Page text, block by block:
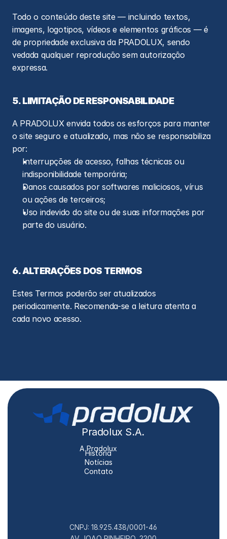
Todo o conteúdo deste site — incluindo textos,
imagens, logotipos, vídeos e elementos gráficos — é
de propriedade exclusiva da PRADOLUX, sendo
vedada qualquer reprodução sem autorização
expressa.
5. LIMITAÇÃO DE RESPONSABILIDADE
A PRADOLUX envida todos os esforços para manter
o site seguro e atualizado, mas não se responsabiliza
por:
Interrupções de acesso, falhas técnicas ou
indisponibilidade temporária;
Danos causados por softwares maliciosos, vírus
ou ações de terceiros;
Uso indevido do site ou de suas informações por
parte do usuário.
6. ALTERAÇÕES DOS TERMOS
Estes Termos poderão ser atualizados
periodicamente. Recomenda-se a leitura atenta a
cada novo acesso.
Pradolux S.A.
A Pradolux
História
Notícias
Contato
CNPJ: 18.925.438/0001-46